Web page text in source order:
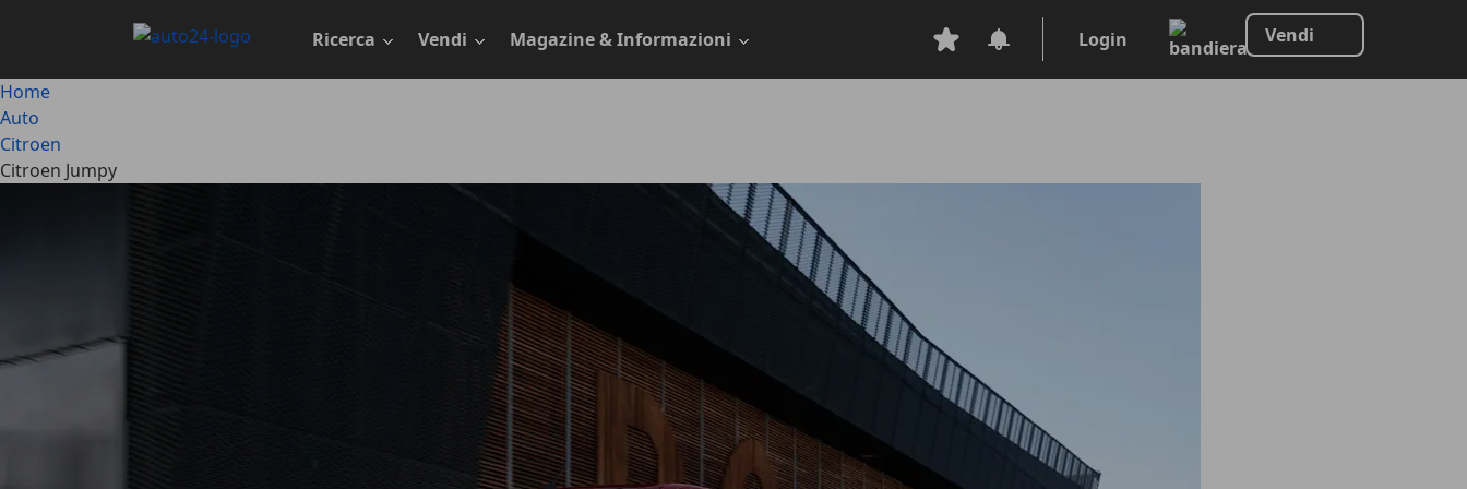
principale
Ricerca Vendi Magazine & Informazioni Login Vendi
Home
Auto
Citroen
Citroen Jumpy